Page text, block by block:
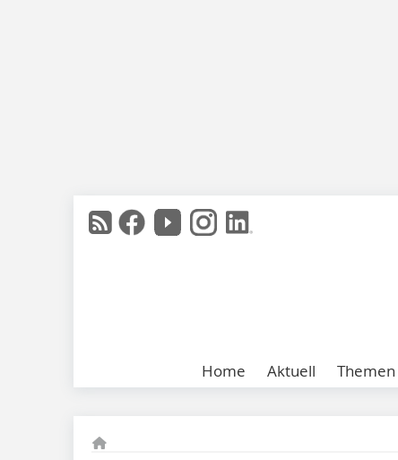
Home Aktuell Themen